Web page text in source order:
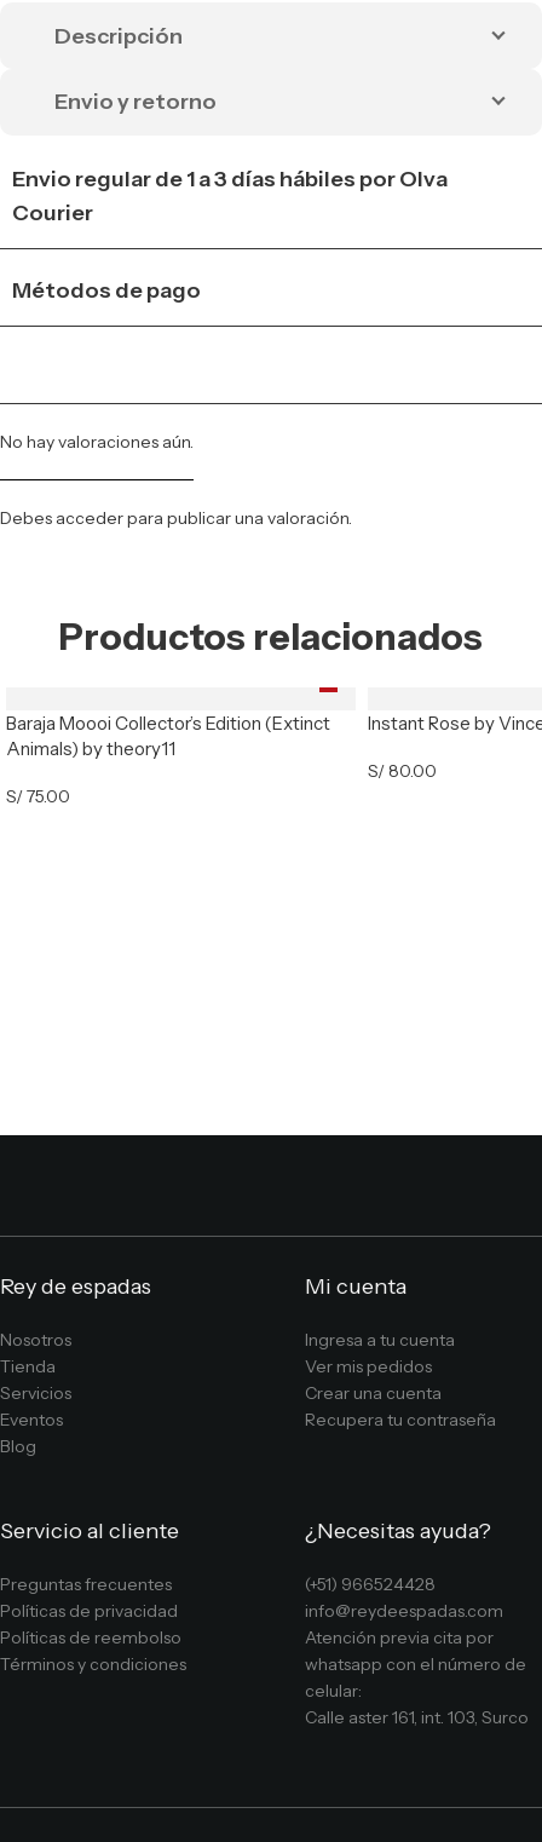
Descripción
Envio y retorno
Envio regular de 1 a 3 días hábiles por Olva
Courier
Métodos de pago
No hay valoraciones aún.
Debes accederpara publicar una valoración.
Productos relacionados
Baraja Moooi Collector’s Edition (Extinct
Animals) by theory11
S/75.00
Instant Rose by
S/80.00
Rey de espadas
Nosotros
Tienda
Servicios
Eventos
Blog
Mi cuenta
Ingresa a tu cuenta
Ver mis pedidos
Crear una cuenta
Recupera tu contraseña
Servicio al cliente
Preguntas frecuentes
Políticas de privacidad
Políticas de reembolso
Términos y condiciones
¿Necesitas ayuda?
(+51) 966524428
info@reydeespadas.com
Atención previa cita por
whatsapp con el número de
celular:
Calle aster 161, int. 103, Surco